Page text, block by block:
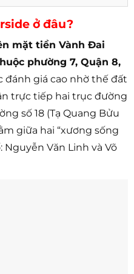
ở đâu?
mặt tiền Vành Đai
phường 7, Quận 8,
đánh giá cao nhờ thế đất
trực tiếp hai trục đường
số 18 (Tạ Quang Bửu
giữa hai “xương sống
Nguyễn Văn Linh và Võ